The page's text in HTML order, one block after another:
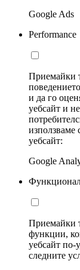
Google Ads
Performance
Приемайки
и да го
уебсайт и
използваме
уебсайт:
Google
Приемайки
функции,
уебсайт по-
следните